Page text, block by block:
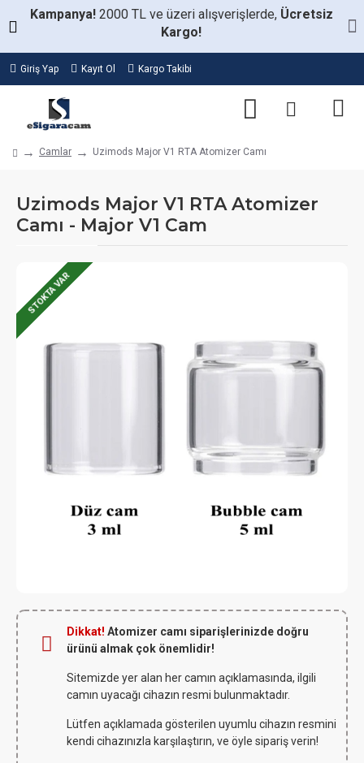
Kampanya! 2000 TL ve üzeri alışverişlerde, Ücretsiz
Kargo!
Giriş Yap Kayıt Ol Kargo Takibi
Camlar Uzimods Major V1 RTA Atomizer Camı
Uzimods Major V1 RTA Atomizer
Camı - Major V1 Cam
STOKTA VAR
Dikkat! Atomizer camı siparişlerinizde doğru
ürünü almak çok önemlidir!
Sitemizde yer alan her camın açıklamasında, ilgili
camın uyacağı cihazın resmi bulunmaktadır.
Lütfen açıklamada gösterilen uyumlu cihazın resmini
kendi cihazınızla karşılaştırın, ve öyle sipariş verin!